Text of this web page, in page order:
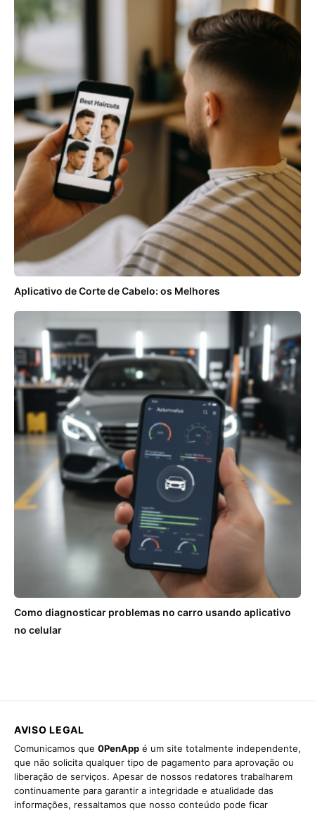
Aplicativo de Corte de Cabelo: os Melhores
Como diagnosticar problemas no carro usando aplicativo
no celular
AVISO LEGAL
Comunicamos que 0PenApp é um site totalmente independente,
que não solicita qualquer tipo de pagamento para aprovação ou
liberação de serviços. Apesar de nossos redatores trabalharem
continuamente para garantir a integridade e atualidade das
informações, ressaltamos que nosso conteúdo pode ficar